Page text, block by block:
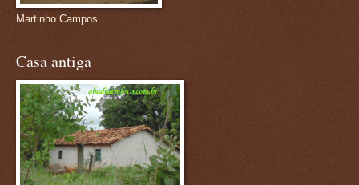
Martinho Campos
Casa antiga